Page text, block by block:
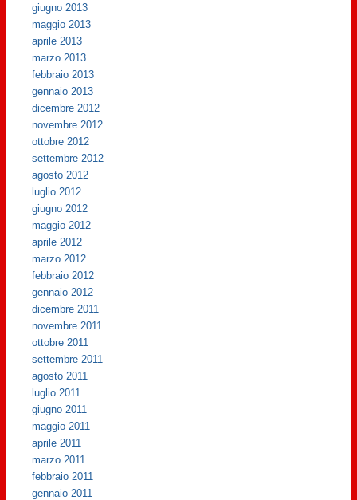
giugno 2013
maggio 2013
aprile 2013
marzo 2013
febbraio 2013
gennaio 2013
dicembre 2012
novembre 2012
ottobre 2012
settembre 2012
agosto 2012
luglio 2012
giugno 2012
maggio 2012
aprile 2012
marzo 2012
febbraio 2012
gennaio 2012
dicembre 2011
novembre 2011
ottobre 2011
settembre 2011
agosto 2011
luglio 2011
giugno 2011
maggio 2011
aprile 2011
marzo 2011
febbraio 2011
gennaio 2011